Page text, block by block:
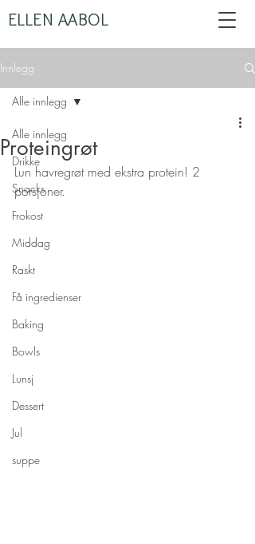
ELLEN AABOL
Innlegg
Alle innlegg
Drikke
Snacks
Frokost
Middag
Raskt
Få ingredienser
Baking
Bowls
Lunsj
Dessert
Jul
suppe
Alle innlegg
Proteingrøt
Lun havregrøt med ekstra protein! 2
porsjoner.